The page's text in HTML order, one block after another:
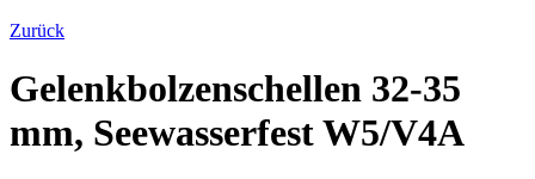
Zurück
Gelenkbolzenschellen 32-35
mm, Seewasserfest W5/V4A